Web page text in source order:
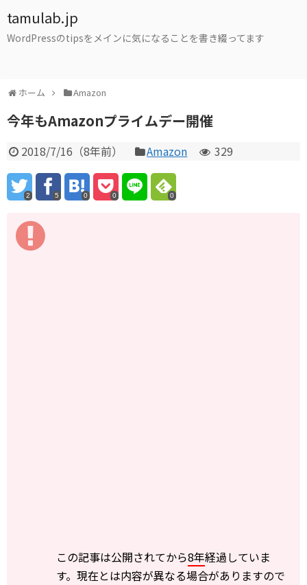
tamulab.jp
WordPressのtipsをメインに気になることを書き綴ってます
ホーム Amazon
今年もAmazonプライムデー開催
2018/7/16 （8年前） Amazon 329
2 5 0 0 0
この記事は公開されてから8年経過していま
す。現在とは内容が異なる場合がありますので